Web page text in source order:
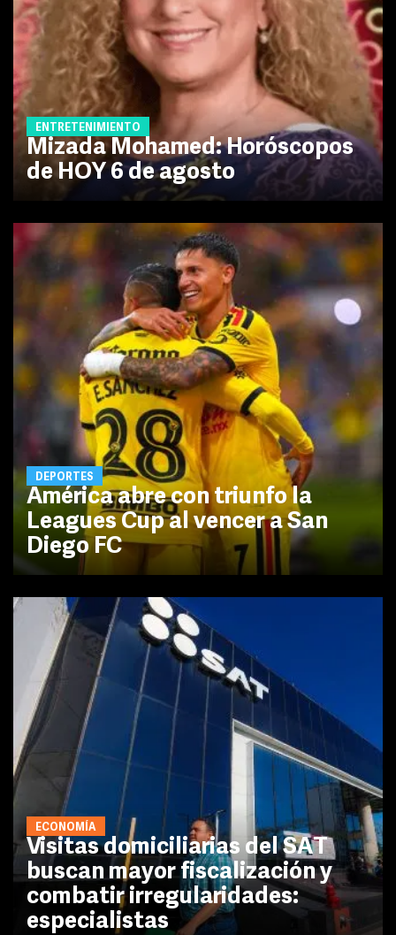
ENTRETENIMIENTO
Mizada Mohamed: Horóscopos
de HOY 6 de agosto
DEPORTES
América abre con triunfo la
Leagues Cup al vencer a San
Diego FC
ECONOMÍA
Visitas domiciliarias del SAT
buscan mayor fiscalización y
combatir irregularidades:
especialistas